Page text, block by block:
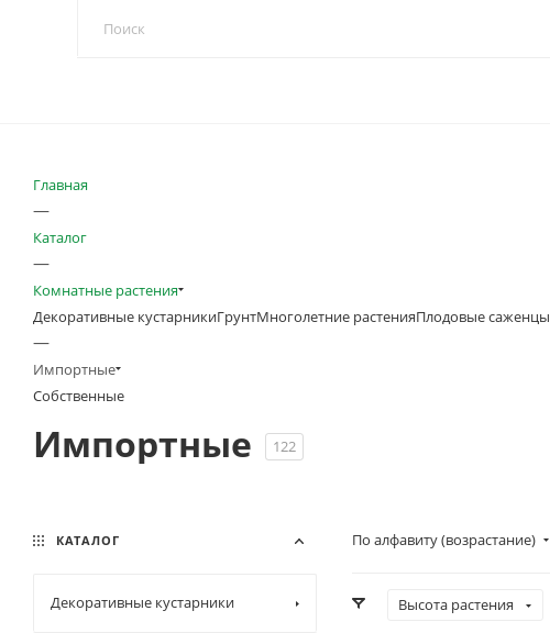
Главная
—
Каталог
—
Комнатные растения
Декоративные кустарникиГрунтМноголетние растенияПлодовые саженцы
—
Импортные
Собственные
Импортные 122
По алфавиту (возрастание)
Высота растения
КАТАЛОГ
Декоративные кустарники